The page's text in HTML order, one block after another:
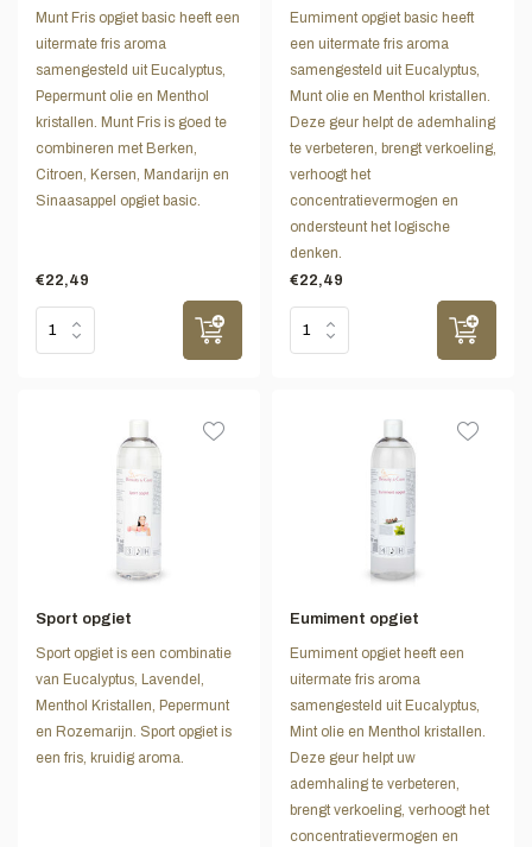
Munt Fris opgiet basic heeft een
uitermate fris aroma
samengesteld uit Eucalyptus,
Pepermunt olie en Menthol
kristallen. Munt Fris is goed te
combineren met Berken,
Citroen, Kersen, Mandarijn en
Sinaasappel opgiet basic.
€22,49
Eumiment opgiet basic heeft
een uitermate fris aroma
samengesteld uit Eucalyptus,
Munt olie en Menthol kristallen.
Deze geur helpt de ademhaling
te verbeteren, brengt verkoeling,
verhoogt het
concentratievermogen en
ondersteunt het logische
denken.
€22,49
Sport opgiet
Sport opgiet is een combinatie
van Eucalyptus, Lavendel,
Menthol Kristallen, Pepermunt
en Rozemarijn. Sport opgiet is
een fris, kruidig aroma.
Eumiment opgiet
Eumiment opgiet heeft een
uitermate fris aroma
samengesteld uit Eucalyptus,
Mint olie en Menthol kristallen.
Deze geur helpt uw
ademhaling te verbeteren,
brengt verkoeling, verhoogt het
concentratievermogen en